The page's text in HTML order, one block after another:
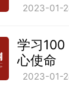
2023-01-
学习100
心使命
2023-01-